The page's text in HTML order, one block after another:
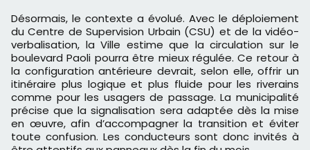
Désormais, le contexte a évolué. Avec le déploiement
du Centre de Supervision Urbain (CSU) et de la vidéo-
verbalisation, la Ville estime que la circulation sur le
boulevard Paoli pourra être mieux régulée. Ce retour à
la configuration antérieure devrait, selon elle, offrir un
itinéraire plus logique et plus fluide pour les riverains
comme pour les usagers de passage. La municipalité
précise que la signalisation sera adaptée dès la mise
en œuvre, afin d’accompagner la transition et éviter
toute confusion. Les conducteurs sont donc invités à